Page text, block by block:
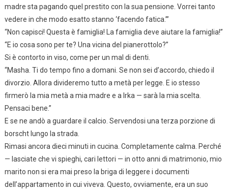
madre sta pagando quel prestito con la sua pensione. Vorrei tanto
vedere in che modo esatto stanno ‘facendo fatica.’”
“Non capisci! Questa è famiglia! La famiglia deve aiutare la famiglia!”
“E io cosa sono per te? Una vicina del pianerottolo?”
Si è contorto in viso, come per un mal di denti.
“Masha. Ti do tempo fino a domani. Se non sei d’accordo, chiedo il
divorzio. Allora divideremo tutto a metà per legge. E io stesso
firmerò la mia metà a mia madre e a Irka — sarà la mia scelta.
Pensaci bene.”
E se ne andò a guardare il calcio. Servendosi una terza porzione di
borscht lungo la strada.
Rimasi ancora dieci minuti in cucina. Completamente calma. Perché
— lasciate che vi spieghi, cari lettori — in otto anni di matrimonio, mio
marito non si era mai preso la briga di leggere i documenti
dell’appartamento in cui viveva. Questo, ovviamente, era un suo